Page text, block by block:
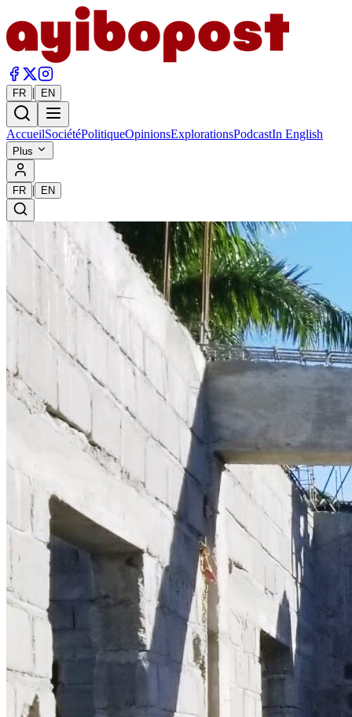
FR | EN
AccueilSociétéPolitiqueOpinionsExplorationsPodcastIn English
Plus
FR | EN